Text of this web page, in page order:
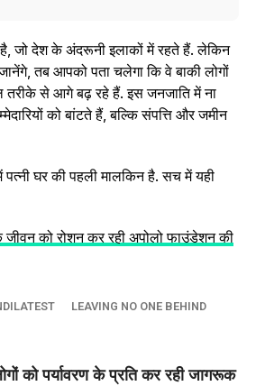
जो देश के अंदरूनी इलाकों में रहते हैं. लेकिन
तब आपको पता चलेगा कि वे बाकी लोगों
तरीके से आगे बढ़ रहे हैं. इस जनजाति में ना
को बांटते हैं, बल्कि संपत्ति और जमीन
घर की पहली मालकिन है. सच में यही
को रोशन कर रही अपोलो फाउंडेशन की
LEAVING NO ONE BEHIND
को पर्यावरण के प्रति कर रही जागरूक